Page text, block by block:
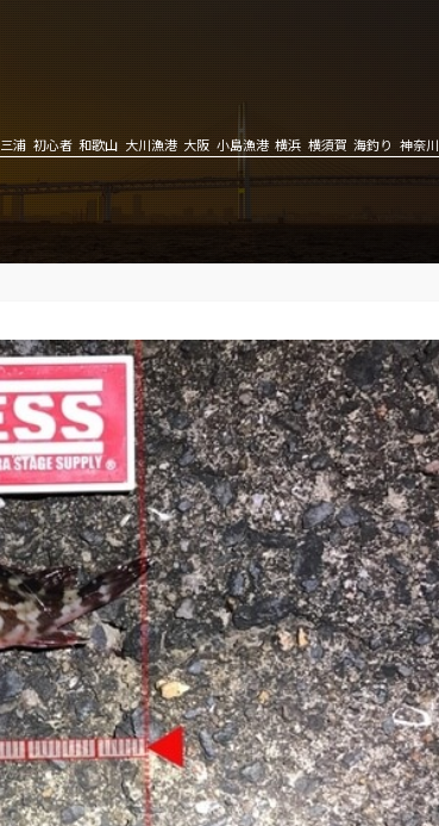
三浦 初心者 和歌山 大川漁港 大阪 小島漁港 横浜 横須賀 海釣り 神奈川